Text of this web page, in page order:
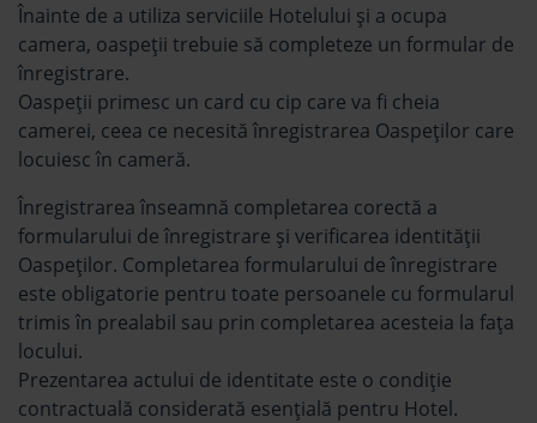
Înainte de a utiliza serviciile Hotelului și a ocupa
camera, oaspeții trebuie să completeze un formular de
înregistrare.
Oaspeții primesc un card cu cip care va fi cheia
camerei, ceea ce necesită înregistrarea Oaspeților care
locuiesc în cameră.
Înregistrarea înseamnă completarea corectă a
formularului de înregistrare și verificarea identității
Oaspeților. Completarea formularului de înregistrare
este obligatorie pentru toate persoanele cu formularul
trimis în prealabil sau prin completarea acesteia la fața
locului.
Prezentarea actului de identitate este o condiție
contractuală considerată esențială pentru Hotel.